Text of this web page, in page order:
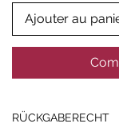
Ajouter au
RÜCKGABERECHT